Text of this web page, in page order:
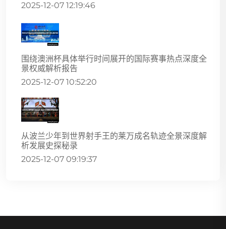
2025-12-07 12:19:46
围绕澳洲杯具体举行时间展开的国际赛事热点深度全
景权威解析报告
2025-12-07 10:52:20
从波兰少年到世界射手王的莱万成名轨迹全景深度解
析发展史探秘录
2025-12-07 09:19:37